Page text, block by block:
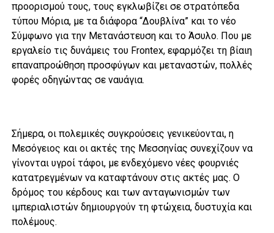
προορισμού τους, τους εγκλωβίζει σε στρατόπεδα
τύπου Μόρια, με τα διάφορα “Δουβλίνα” και το νέο
Σύμφωνο για την Μετανάστευση και το Άσυλο. Που με
εργαλείο τις δυνάμεις του Frontex, εφαρμόζει τη βίαιη
επαναπροώθηση προσφύγων και μεταναστών, πολλές
φορές οδηγώντας σε ναυάγια.
Σήμερα, οι πολεμικές συγκρούσεις γενικεύονται, η
Μεσόγειος και οι ακτές της Μεσσηνίας συνεχίζουν να
γίνονται υγροί τάφοι, με ενδεχόμενο νέες φουρνιές
κατατρεγμένων να καταφτάνουν στις ακτές μας. Ο
δρόμος του κέρδους και των ανταγωνισμών των
ιμπεριαλιστών δημιουργούν τη φτώχεια, δυστυχία και
πολέμους.